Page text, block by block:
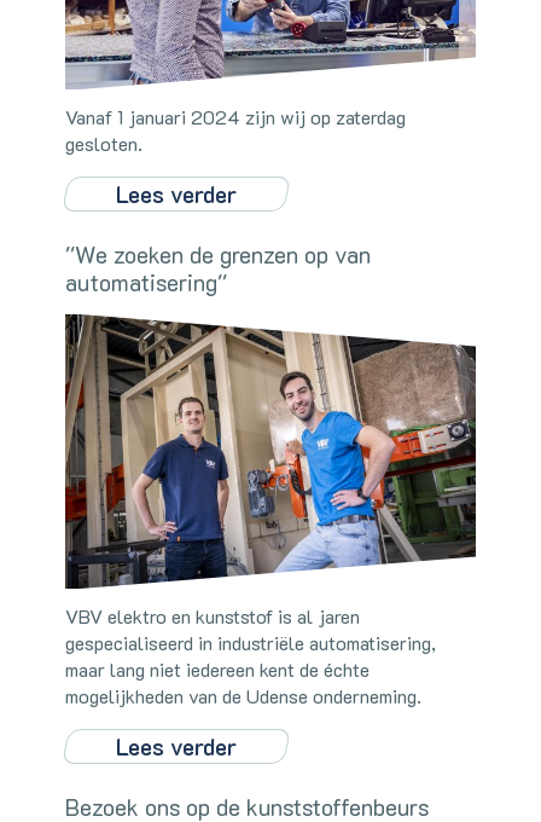
Vanaf 1 januari 2024 zijn wij op zaterdag
gesloten.
Lees verder
''We zoeken de grenzen op van
automatisering''
VBV elektro en kunststof is al jaren
gespecialiseerd in industriële automatisering,
maar lang niet iedereen kent de échte
mogelijkheden van de Udense onderneming.
Lees verder
Bezoek ons op de kunststoffenbeurs